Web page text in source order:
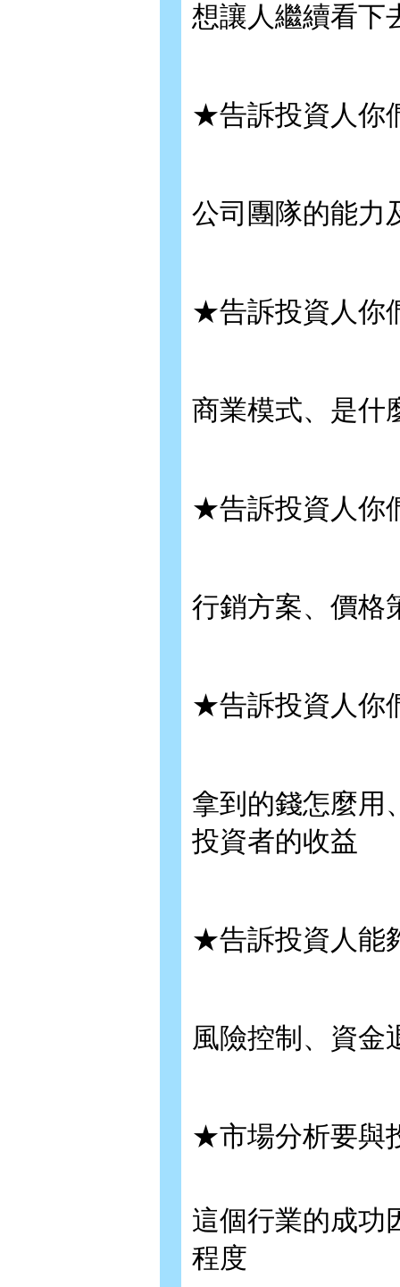
想讓人繼續看下
★告訴投資人你
公司團隊的能力
★告訴投資人你
商業模式、是什
★告訴投資人你
行銷方案、價格
★告訴投資人你
拿到的錢怎麼用
投資者的收益
★告訴投資人能
風險控制、資金
★市場分析要與
這個行業的成功
程度